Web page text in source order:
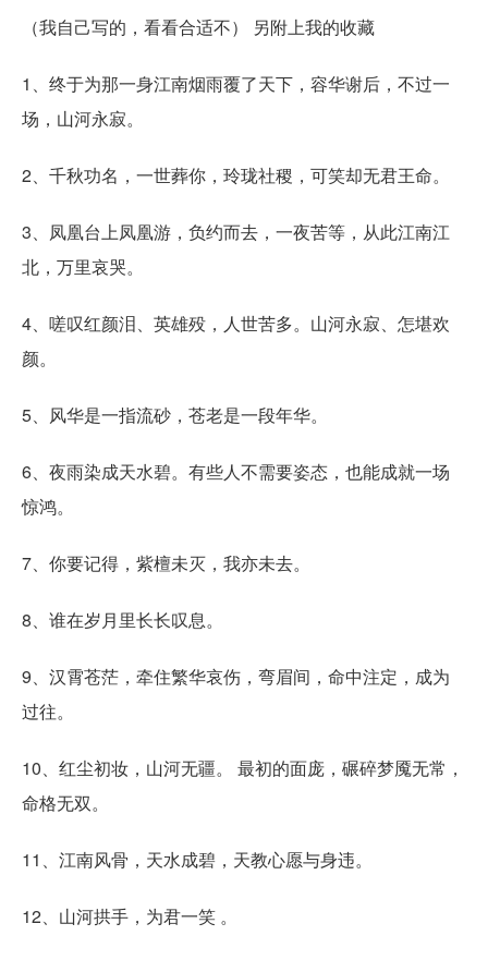
（我自己写的，看看合适不） 另附上我的收藏
1、终于为那一身江南烟雨覆了天下，容华谢后，不过一
场，山河永寂。
2、千秋功名，一世葬你，玲珑社稷，可笑却无君王命。
3、凤凰台上凤凰游，负约而去，一夜苦等，从此江南江
北，万里哀哭。
4、嗟叹红颜泪、英雄殁，人世苦多。山河永寂、怎堪欢
颜。
5、风华是一指流砂，苍老是一段年华。
6、夜雨染成天水碧。有些人不需要姿态，也能成就一场
惊鸿。
7、你要记得，紫檀未灭，我亦未去。
8、谁在岁月里长长叹息。
9、汉霄苍茫，牵住繁华哀伤，弯眉间，命中注定，成为
过往。
10、红尘初妆，山河无疆。 最初的面庞，碾碎梦魇无常，
命格无双。
11、江南风骨，天水成碧，天教心愿与身违。
12、山河拱手，为君一笑 。